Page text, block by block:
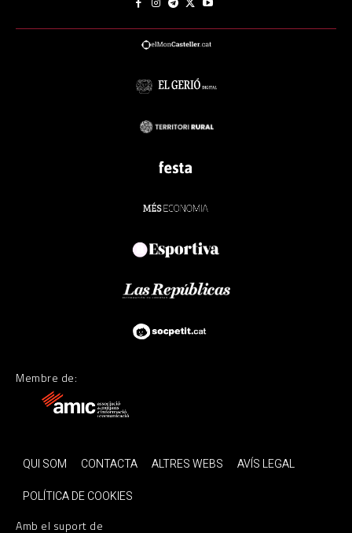
Membre de:
QUI SOM CONTACTA ALTRES WEBS
AVÍS LEGAL
POLÍTICA DE COOKIES
Amb el suport de